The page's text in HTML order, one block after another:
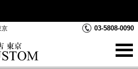
京 03-5808-0090